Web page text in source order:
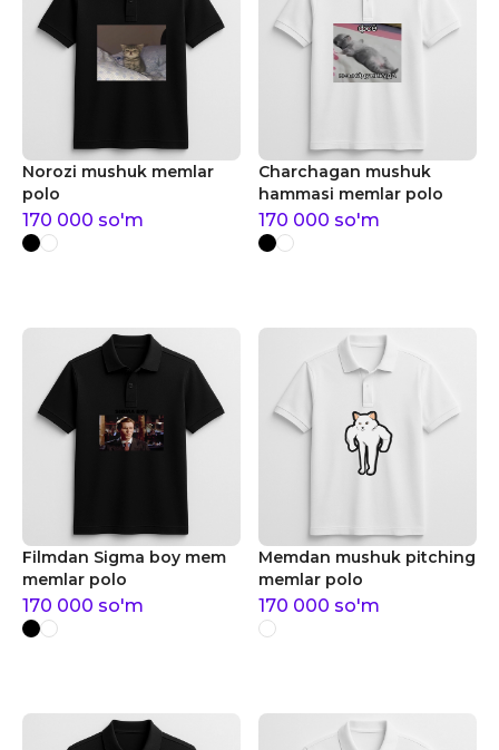
Norozi mushuk memlar
polo
170 000 so'm
Charchagan mushuk
hammasi memlar polo
170 000 so'm
Filmdan Sigma boy mem
memlar polo
170 000 so'm
Memdan mushuk pitching
memlar polo
170 000 so'm